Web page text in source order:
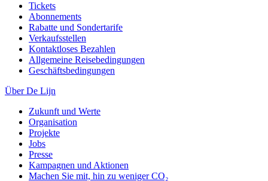
Tickets
Abonnements
Rabatte und Sondertarife
Verkaufsstellen
Kontaktloses Bezahlen
Allgemeine Reisebedingungen
Geschäftsbedingungen
Über De Lijn
Zukunft und Werte
Organisation
Projekte
Jobs
Presse
Kampagnen und Aktionen
Machen Sie mit, hin zu weniger CO₂